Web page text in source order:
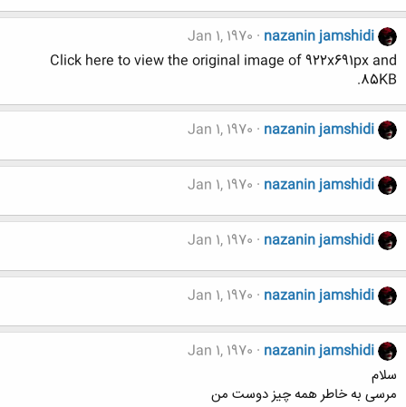
nazanin jamshidi
Jan 1, 1970
Click here to view the original image of 922x691px and
85KB.
nazanin jamshidi
Jan 1, 1970
nazanin jamshidi
Jan 1, 1970
nazanin jamshidi
Jan 1, 1970
nazanin jamshidi
Jan 1, 1970
nazanin jamshidi
Jan 1, 1970
سلام
مرسی به خاطر همه چیز دوست من